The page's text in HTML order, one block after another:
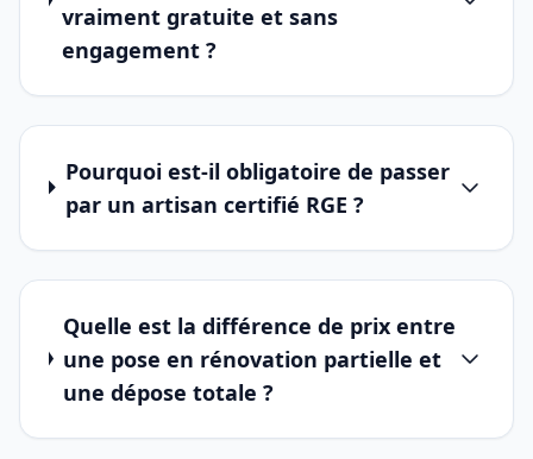
vraiment gratuite et sans
engagement ?
Pourquoi est-il obligatoire de passer
par un artisan certifié RGE ?
Quelle est la différence de prix entre
une pose en rénovation partielle et
une dépose totale ?